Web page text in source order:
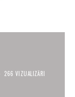
266 VIZUALIZĂRI